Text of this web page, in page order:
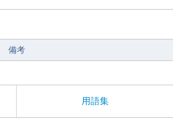
備考
用語集